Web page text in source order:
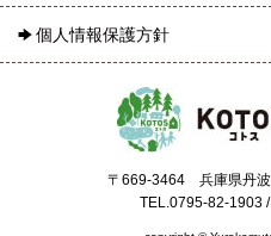
個人情報保護方針
〒669-3464 兵庫県丹
TEL.0795-82-1903